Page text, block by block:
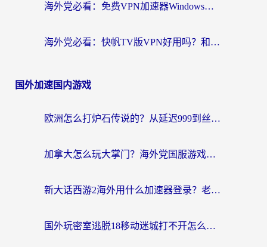
海外党必看：免费VPN加速器Windows版怎么选？附真实测评与无缝访问国内资源指南
海外党必看：快帆TV版VPN好用吗？和hi龟龟VPN对比哪个回国效果更好？附免费加速器选择指南
国外加速国内游戏
欧洲怎么打炉石传说的？从延迟999到丝滑上分，我找到了靠谱加速器
加拿大怎么玩大掌门？海外党国服游戏加速避坑指南（附实用工具推荐）
新大话西游2海外用什么加速器登录？老玩家亲测有效的国服游戏加速指南
国外玩密室逃脱18移动迷城打不开怎么办？海外玩家亲测有效的解决指南